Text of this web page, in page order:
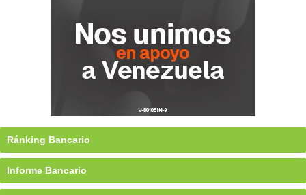
Ránking Bancario
Informe Bancario